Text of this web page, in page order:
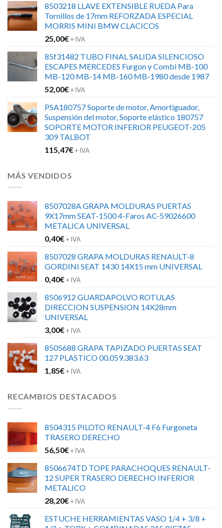
original
era:
152,00€.
actual
es:
120,00€.
8503218 LLAVE EXTENSIBLE RUEDA Para
Tornillos de 17mm REFORZADA ESPECIAL
MORRIS MINI BMW CLACICOS
25,00€+ IVA
85f31482 TUBO FINAL SALIDA SILENCIOSO
ESCAPES MERCEDES Furgon y Combi MB-100
MB-120 MB-14 MB-160 MB-1980 desde 1987
52,00€+ IVA
PSA180757 Soporte de motor, Amortiguador,
Suspensión del motor, Soporte elástico 180757
SOPORTE MOTOR INFERIOR PEUGEOT-205
309 TALBOT
115,47€+ IVA
MÁS VENDIDOS
8507028A GRAPA MOLDURAS PUERTAS
9X17mm SEAT-1500 4-Faros AC-59026600
METALICA UNIVERSAL
0,40€+ IVA
8507028 GRAPA MOLDURAS RENAULT-8
GORDINI SEAT 1430 14X15 mm UNIVERSAL
0,40€+ IVA
8506912 GUARDAPOLVO ROTULAS
DIRECCION SUSPENSION 14X28mm
UNIVERSAL
3,00€+ IVA
8505688 GRAPA TAPIZADO PUERTAS SEAT
127 PLASTICO 00.059.383.63
1,85€+ IVA
RECAMBIOS DESTACADOS
8504315 PILOTO RENAULT-4 F6 Furgoneta
TRASERO DERECHO
56,50€+ IVA
8506674TD TOPE PARACHOQUES RENAULT-
12 SUPER TRASERO DERECHO INFERIOR
METALICO
28,20€+ IVA
ESTUCHE HERRAMIENTAS VASO 1/4 + 3/8 +